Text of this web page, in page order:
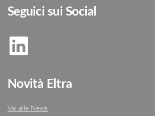
Seguici sui Social
Novità Eltra
Vai alle News